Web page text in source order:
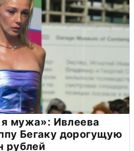
я мужа»: Ивлеева
Бегаку дорогущую
рублей